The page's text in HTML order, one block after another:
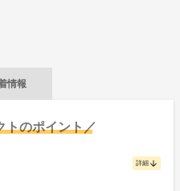
情報
トのポイント／
詳細 arrow_downward